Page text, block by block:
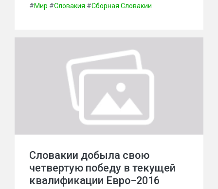
#Мир #Словакия #Сборная Словакии
Словакии добыла свою
четвертую победу в текущей
квалификации Евро−2016